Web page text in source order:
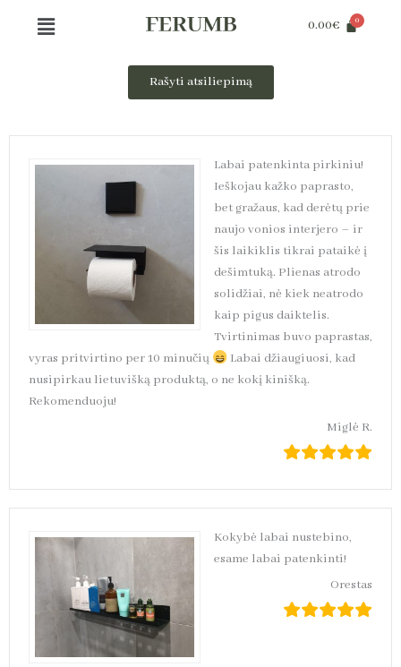
Menu 0.00€
Rašyti atsiliepimą
Labai patenkinta pirkiniu!
Ieškojau kažko paprasto,
bet gražaus, kad derėtų prie
naujo vonios interjero – ir
šis laikiklis tikrai pataikė į
dešimtuką. Plienas atrodo
solidžiai, nė kiek neatrodo
kaip pigus daiktelis.
Tvirtinimas buvo paprastas,
vyras pritvirtino per 10 minučių
Labai džiaugiuosi, kad
nusipirkau lietuvišką produktą, o ne kokį kinišką.
Rekomenduoju!
Miglė R.
Kokybė labai nustebino,
esame labai patenkinti!
Orestas